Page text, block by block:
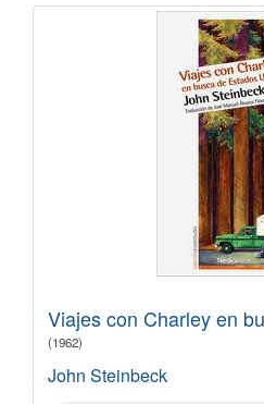
Viajes con Charley en
(1962)
John Steinbeck